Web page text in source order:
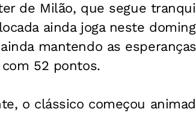
de Milão, que segue
ainda joga neste
mantendo as
52 pontos.
o clássico começou